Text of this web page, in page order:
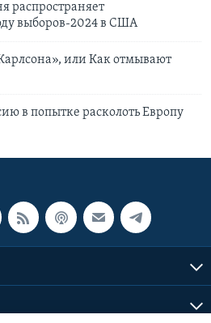
распространяет
выборов-2024 в США
или Как отмывают
в попытке расколоть Европу